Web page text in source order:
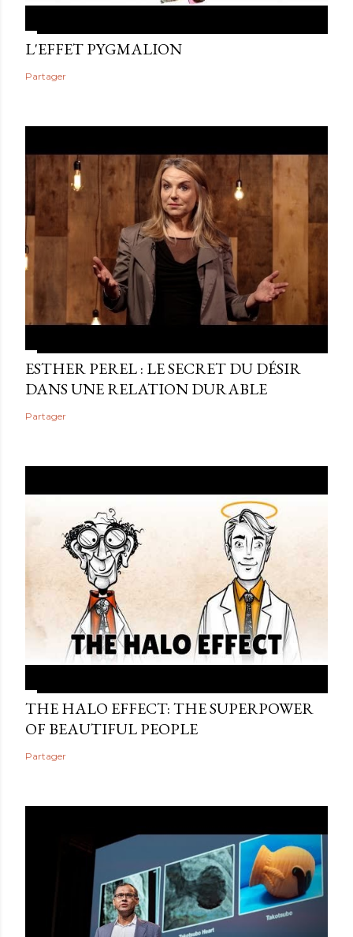
L'EFFET PYGMALION
Partager
ESTHER PEREL : LE SECRET DU DÉSIR
DANS UNE RELATION DURABLE
Partager
THE HALO EFFECT: THE SUPERPOWER
OF BEAUTIFUL PEOPLE
Partager